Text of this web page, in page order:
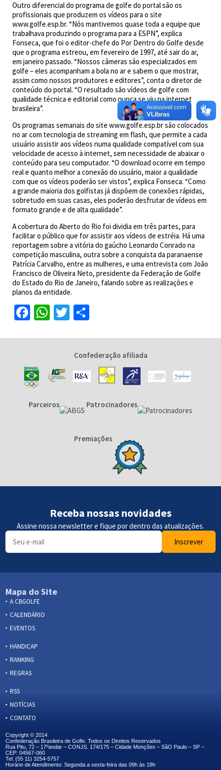
Outro diferencial do programa de golfe do portal são os
profissionais que produzem os vídeos para o site
www.golfe.esp.br. “Nós mantivemos quase toda a equipe que
trabalhava produzindo o programa para a ESPN”, explica
Fonseca, que foi o editor-chefe do Por Dentro do Golfe desde
que o programa estreou, em fevereiro de 1997, até sair do ar,
em janeiro passado. “Nossos câmeras são especializados em
golfe – eles acompanham a bola no ar e sabem o que mostrar,
assim como nossos produtores e editores”, conta o diretor de
conteúdo do portal. “O resultado são vídeos de golfe com
qualidade técnica e editorial como nunca se viu na internet
brasileira”.
Os programas semanais do site www.golfe.esp.br são colocados
no ar com tecnologia de streaming em flash, que permite a cada
usuário assistir aos vídeos numa qualidade compatível com sua
velocidade de acesso à internet, sem necessidade de abaixar o
conteúdo para seu computador. “O download ocorre em tempo
real e quanto melhor a conexão do usuário, maior a qualidade
com que os vídeos poderão ser vistos”, explica Fonseca. “Como
a grande maioria dos golfistas já dispõem de conexões rápidas,
sobretudo em suas casas, eles poderão desfrutar de vídeos em
formato grande e de alta qualidade”.
A cobertura do Aberto do Rio foi dividia em três partes, para
facilitar o público que for assistir aos vídeos de estréia. Há uma
reportagem sobre a vitória do gaúcho Leonardo Conrado na
competição masculina, outra sobre a conquista da paranaense
Patrícia Carvalho, entre as mulheres, e uma entrevista com João
Francisco de Oliveira Neto, presidente da Federação de Golfe
do Estado do Rio de Janeiro, falando sobre as realizações e
planos da entidade.
Facebook
WhatsApp
Twitter
Confederação afiliada
Parceiros Patrocinadores
Premiações
Receba nossas novidades
Assine nossa newsletter e fique por dentro das atualizações.
Inscrever
Mapa do Site
A CBGOLFE
CALENDÁRIO
EVENTOS
HANDICAP
RANKING
REGRAS
RSS
NOTÍCIAS
CONTATO
Copyright © 2014
Confederação Brasileira de Golfe. Todos os Direitos Reservados
Rua Pitu, 72 – 17ºandar – CONJS. 174/175 – Cidade Monções – SãO Paulo – SP –
CEP: 04567-060
Tel: (55 11) 3254-5757
Horário de Atendimento: Segunda a sexta-feira das 09h às 18h